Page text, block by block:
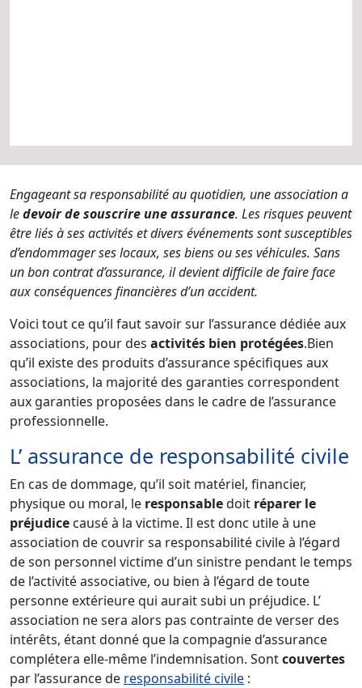
Engageant sa responsabilité au quotidien, une association a
ledevoir de souscrire une assurance. Les risques peuvent
être liés à ses activités et divers événements sont susceptibles
d’endommager ses locaux, ses biens ou ses véhicules. Sans
un bon contrat d’assurance, il devient difficile de faire face
aux conséquences financières d’un accident.
Voici tout ce qu’il faut savoir sur l’assurance dédiée aux
associations, pour des activités bien protégées.Bien
qu’il existe des produits d’assurance spécifiques aux
associations, la majorité des garanties correspondent
aux garanties proposées dans le cadre de l’assurance
professionnelle.
L’ assurance de responsabilité civile
En cas de dommage, qu’il soit matériel, financier,
physique ou moral, le responsabledoit réparer le
préjudice causé à la victime. Il est donc utile à une
association de couvrir sa responsabilité civile à l’égard
de son personnel victime d’un sinistre pendant le temps
de l’activité associative, ou bien à l’égard de toute
personne extérieure qui aurait subi un préjudice. L’
association ne sera alors pas contrainte de verser des
intérêts, étant donné que la compagnie d’assurance
complétera elle-même l’indemnisation. Sontcouvertes
par l’assurance de responsabilité civile :